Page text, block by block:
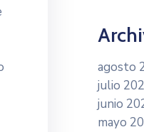
agosto
julio
junio
mayo